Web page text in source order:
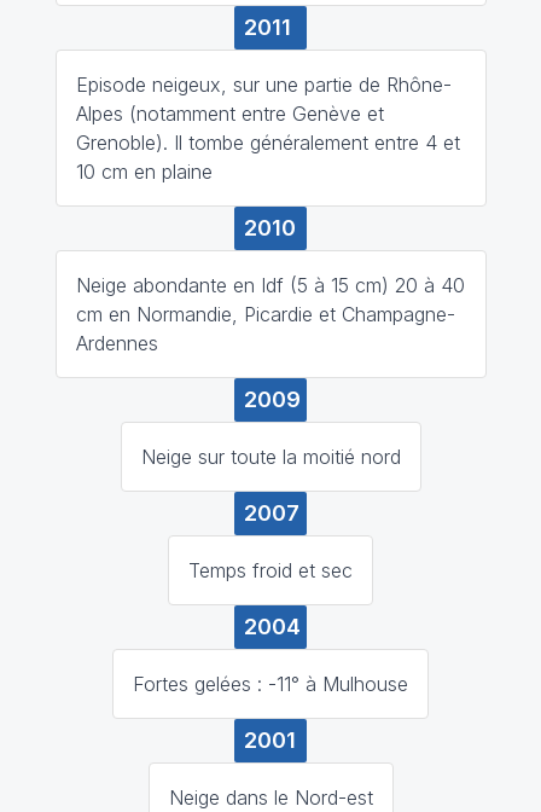
2011
Episode neigeux, sur une partie de Rhône-
Alpes (notamment entre Genève et
Grenoble). Il tombe généralement entre 4 et
10 cm en plaine
2010
Neige abondante en Idf (5 à 15 cm) 20 à 40
cm en Normandie, Picardie et Champagne-
Ardennes
2009
Neige sur toute la moitié nord
2007
Temps froid et sec
2004
Fortes gelées : -11° à Mulhouse
2001
Neige dans le Nord-est